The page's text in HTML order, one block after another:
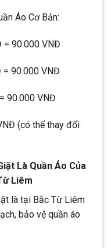
Áo Cơ Bản:
= 90.000 VNĐ
= 90.000 VNĐ
90.000 VNĐ
(có thể thay đổi
Là Quần Áo Của
Liêm
là tại Bắc Từ Liêm
bảo vệ quần áo